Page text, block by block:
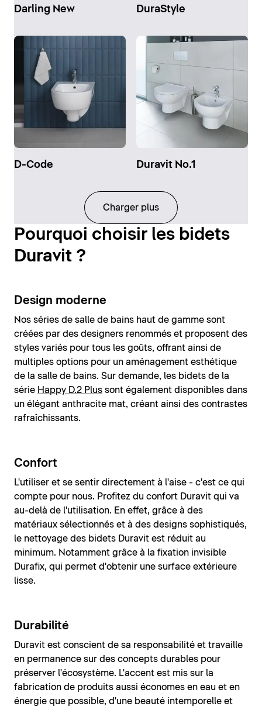
Darling New DuraStyle
D-Code Duravit No.1
Charger plus
Pourquoi choisir les bidets
Duravit ?
Design moderne
Nos séries de salle de bains haut de gamme sont
créées par des designers renommés et proposent des
styles variés pour tous les goûts, offrant ainsi de
multiples options pour un aménagement esthétique
de la salle de bains. Sur demande, les bidets de la
série Happy D.2 Plus sont également disponibles dans
un élégant anthracite mat, créant ainsi des contrastes
rafraîchissants.
Confort
L'utiliser et se sentir directement à l'aise - c'est ce qui
compte pour nous. Profitez du confort Duravit qui va
au-delà de l'utilisation. En effet, grâce à des
matériaux sélectionnés et à des designs sophistiqués,
le nettoyage des bidets Duravit est réduit au
minimum. Notamment grâce à la fixation invisible
Durafix, qui permet d'obtenir une surface extérieure
lisse.
Durabilité
Duravit est conscient de sa responsabilité et travaille
en permanence sur des concepts durables pour
préserver l'écosystème. L'accent est mis sur la
fabrication de produits aussi économes en eau et en
énergie que possible, d'une beauté intemporelle et